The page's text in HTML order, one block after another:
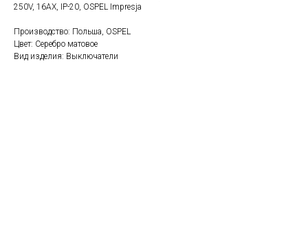
250V, 16AX, IP-20, OSPEL Impresja
Производство: Польша, OSPEL
Цвет: Серебро матовое
Вид изделия: Выключатели